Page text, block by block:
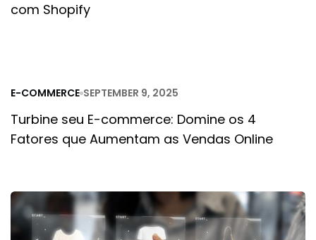
com Shopify
E-COMMERCE SEPTEMBER 9, 2025
Turbine seu E-commerce: Domine os 4
Fatores que Aumentam as Vendas Online